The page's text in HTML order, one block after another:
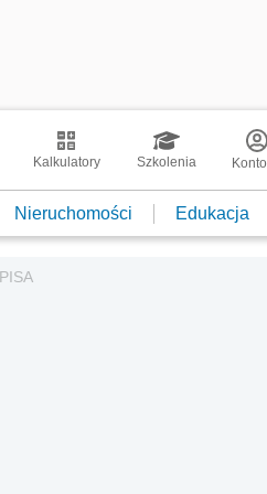
Kalkulatory Szkolenia Konto
Nieruchomości Edukacja